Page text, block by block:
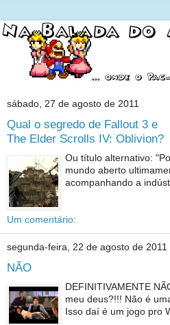
sábado, 27 de agosto de 2011
Qual o segredo de Fallout 3 e
The Elder Scrolls IV: Oblivion?
Ou título alternativo:
mundo aberto
acompanhando a
Um comentário:
segunda-feira, 22 de agosto de 2011
NÃO
DEFINITIVAMENTE
meu deus?!!! Não é
Isso daí é um jogo pro